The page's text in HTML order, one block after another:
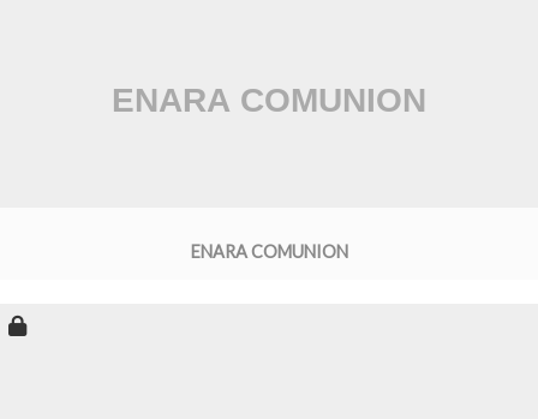
ENARA COMUNION